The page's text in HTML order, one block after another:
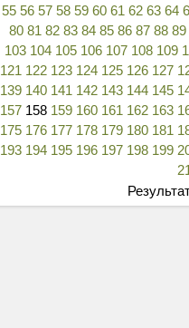
55 56 57 58 59 60 61 62 63 64
80 81 82 83 84 85 86 87 88 89
103 104 105 106 107 108 109
121 122 123 124 125 126 127
139 140 141 142 143 144 145
157 158 159 160 161 162 163
175 176 177 178 179 180 181
193 194 195 196 197 198 199